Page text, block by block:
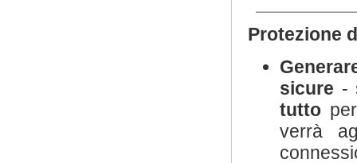
Protezione
sicure -
tutto
verrà